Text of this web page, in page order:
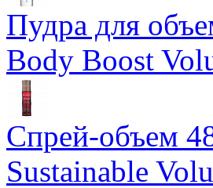
Пудра для
Body Boost
Спрей-объем
Sustainable